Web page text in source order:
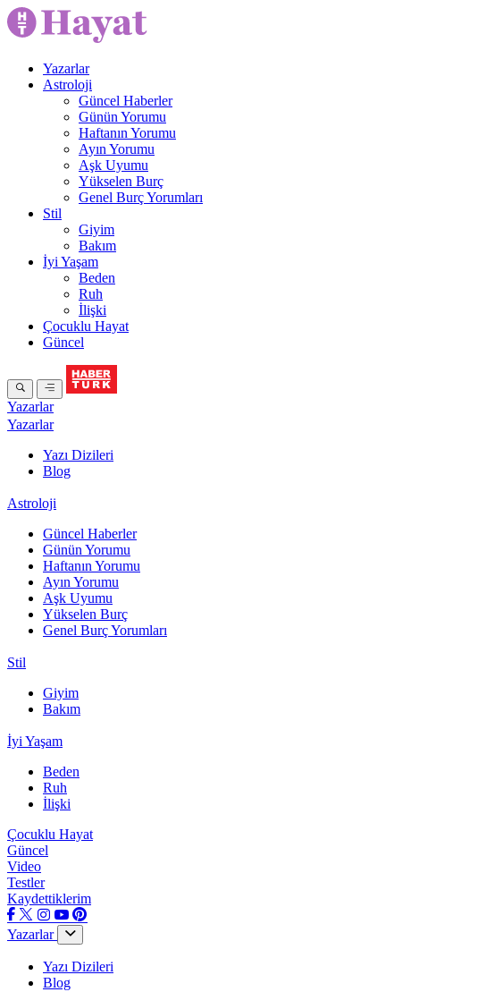
Yazarlar
Astroloji
Güncel Haberler
Günün Yorumu
Haftanın Yorumu
Ayın Yorumu
Aşk Uyumu
Yükselen Burç
Genel Burç Yorumları
Stil
Giyim
Bakım
İyi Yaşam
Beden
Ruh
İlişki
Çocuklu Hayat
Güncel
Yazarlar
Yazarlar
Yazı Dizileri
Blog
Astroloji
Güncel Haberler
Günün Yorumu
Haftanın Yorumu
Ayın Yorumu
Aşk Uyumu
Yükselen Burç
Genel Burç Yorumları
Stil
Giyim
Bakım
İyi Yaşam
Beden
Ruh
İlişki
Çocuklu Hayat
Güncel
Video
Testler
Kaydettiklerim
Yazarlar
Yazı Dizileri
Blog